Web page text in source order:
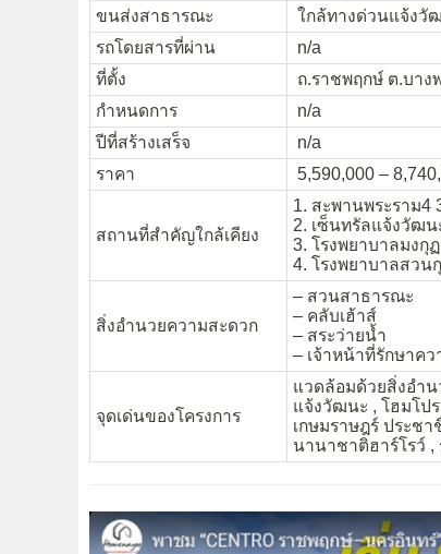
ขนส่งสาธารณะ
ใกล้ทางด่วนแจ้งวั
รถโดยสารที่ผ่าน
n/a
ที่ตั้ง
ถ.ราชพฤกษ์ ต.บาง
กำหนดการ
n/a
ปีที่สร้างเสร็จ
n/a
ราคา
5,590,000 –
สถานที่สำคัญใกล้เคียง
1. สะพานพระราม4
2. เซ็นทรัลแจ้งวัฒน
3. โรงพยาบาลมงกุ
4. โรงพยาบาลสวน
สิ่งอำนวยความสะดวก
– สวนสาธารณะ
– คลับเฮ้าส์
– สระว่ายน้ำ
– เจ้าหน้าที่รักษาค
จุดเด่นของโครงการ
แวดล้อมด้วยสิ่งอำ
แจ้งวัฒนะ , โฮมโป
เกษมราษฎร์ ประชา
นานาชาติฮาร์โรว์ ,